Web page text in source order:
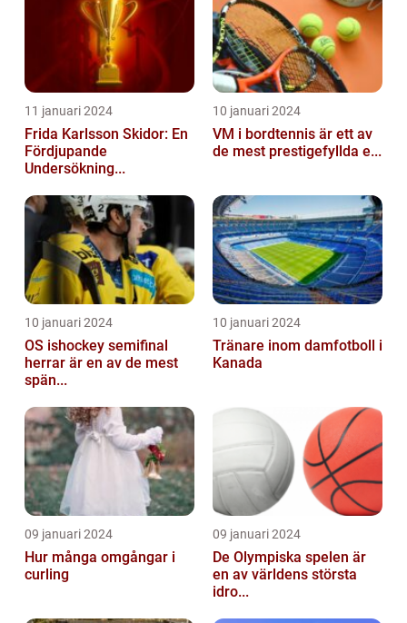
11 januari 2024
Frida Karlsson Skidor: En
Fördjupande
Undersökning...
10 januari 2024
VM i bordtennis är ett av
de mest prestigefyllda e...
10 januari 2024
OS ishockey semifinal
herrar är en av de mest
spän...
10 januari 2024
Tränare inom damfotboll i
Kanada
09 januari 2024
Hur många omgångar i
curling
09 januari 2024
De Olympiska spelen är
en av världens största
idro...